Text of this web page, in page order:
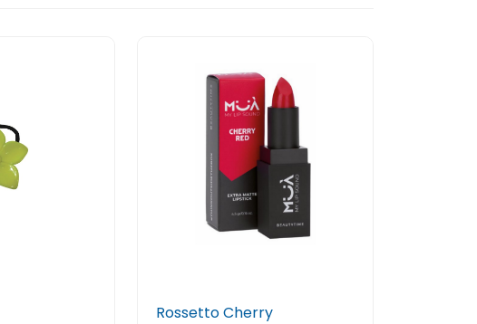
Rossetto Cherry